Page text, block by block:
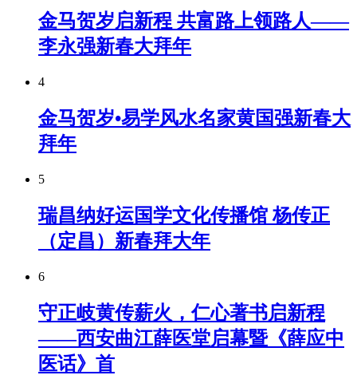
金马贺岁启新程 共富路上领路人——
李永强新春大拜年
4
金马贺岁•易学风水名家黄国强新春大
拜年
5
瑞昌纳好运国学文化传播馆 杨传正
（定昌）新春拜大年
6
守正岐黄传薪火，仁心著书启新程
——西安曲江薛医堂启幕暨《薛应中
医话》首